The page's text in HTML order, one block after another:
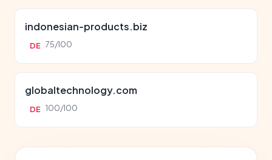
indonesian-products.biz
DE 75/100
globaltechnology.com
DE 100/100